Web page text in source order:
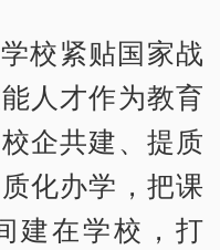
校紧贴国家战
人才作为教育
企共建、提质
化办学，把课
建在学校，打